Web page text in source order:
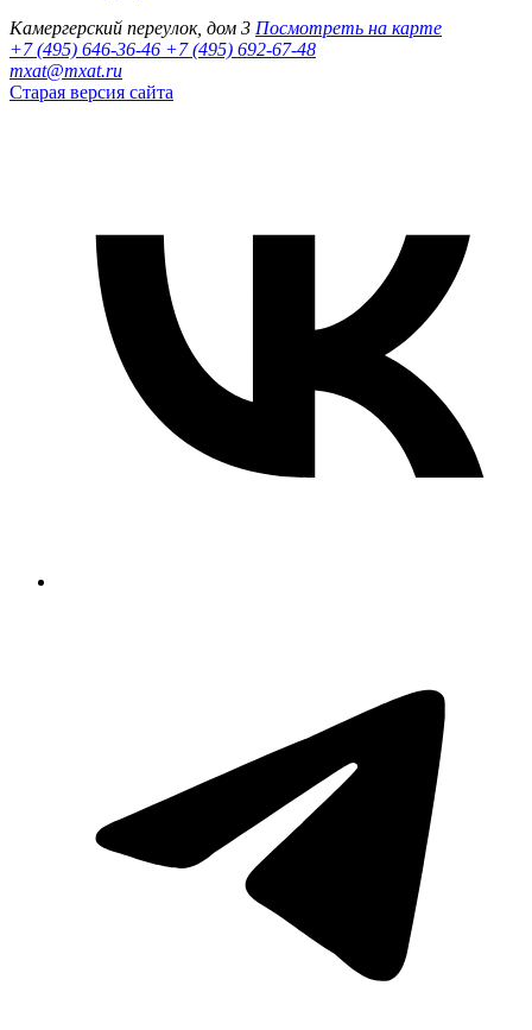
Камергерский переулок, дом 3 Посмотреть на карте
+7 (495) 646-36-46 +7 (495) 692-67-48‬
mxat@mxat.ru
Старая версия сайта